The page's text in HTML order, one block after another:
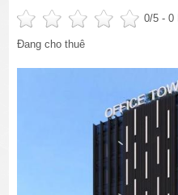
0/5 -0
Đang cho thuê